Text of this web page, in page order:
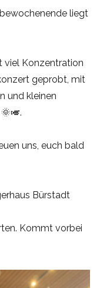
liegt
viel Konzentration
geprobt, mit
und kleinen
uns, euch bald
Bürstadt
Kommt vorbei